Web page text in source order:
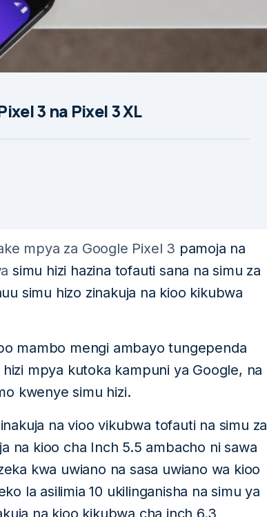
3 na Pixel 3 XL
mpya za Google Pixel 3 pamoja na
simu hizi hazina tofauti sana na simu za
simu hizo zinakuja na kioo kikubwa
mambo mengi ambayo tungependa
mpya kutoka kampuni ya Google, na
kwenye simu hizi.
na vioo vikubwa tofauti na simu za
na kioo cha Inch 5.5 ambacho ni sawa
kwa uwiano na sasa uwiano wa kioo
la asilimia 10 ukilinganisha na simu ya